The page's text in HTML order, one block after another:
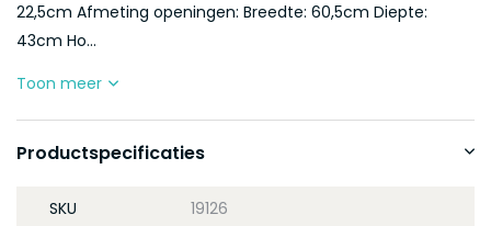
22,5cm Afmeting openingen: Breedte: 60,5cm Diepte:
43cm Ho...
Toon meer
Productspecificaties
SKU 19126